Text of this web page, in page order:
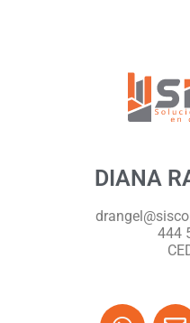
DIANA
444